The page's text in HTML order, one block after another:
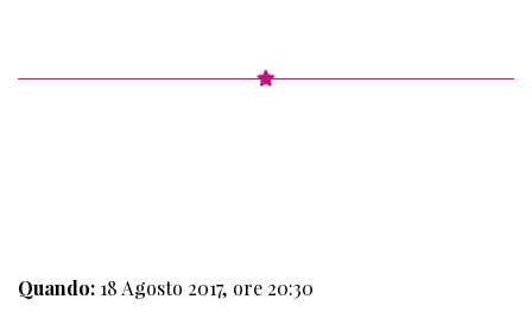
Quando: 18 Agosto 2017, ore 20:30